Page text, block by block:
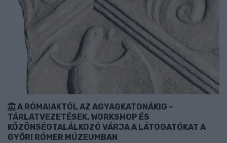
A RÓMAIAKTÓL AZ AGYAGKATONÁKIG –
TÁRLATVEZETÉSEK, WORKSHOP ÉS
KÖZÖNSÉGTALÁLKOZÓ VÁRJA A LÁTOGATÓKAT A
GYŐRI RÓMER MÚZEUMBAN